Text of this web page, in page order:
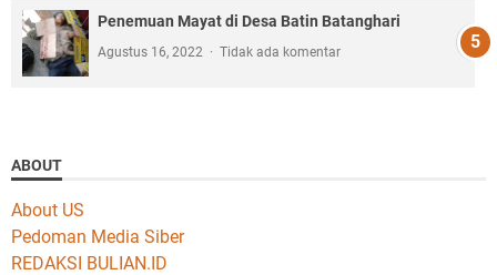
Penemuan Mayat di Desa Batin Batanghari
Agustus 16, 2022 Tidak ada komentar
ABOUT
About US
Pedoman Media Siber
REDAKSI BULIAN.ID